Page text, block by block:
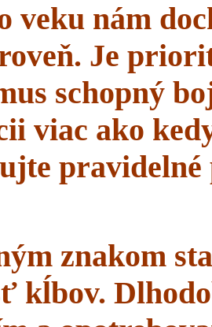
veku nám
Je
schopný
viac ako
znakom
kĺbov.